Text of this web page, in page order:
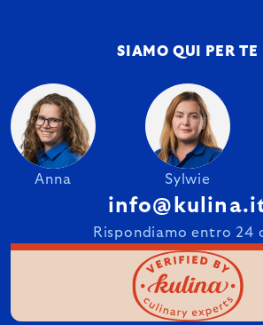
SIAMO QUI PER TE
Anna Sylwie
Rispondiamo entro 24